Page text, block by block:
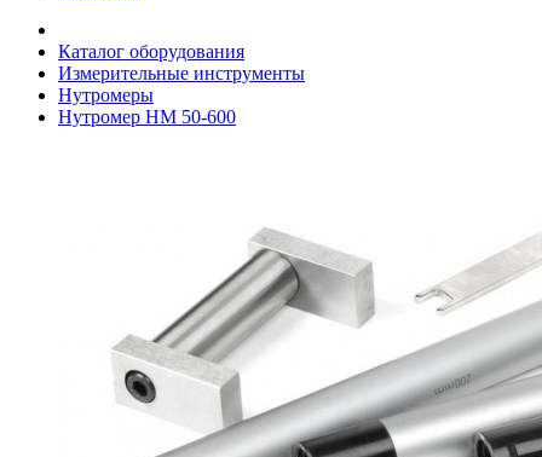
Каталог оборудования
Измерительные инструменты
Нутромеры
Нутромер НМ 50-600